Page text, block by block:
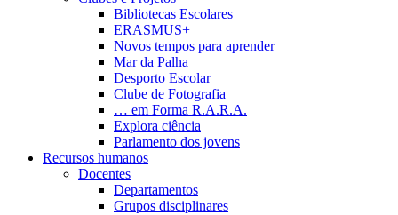
Bibliotecas Escolares
ERASMUS+
Novos tempos para aprender
Mar da Palha
Desporto Escolar
Clube de Fotografia
… em Forma R.A.R.A.
Explora ciência
Parlamento dos jovens
Recursos humanos
Docentes
Departamentos
Grupos disciplinares